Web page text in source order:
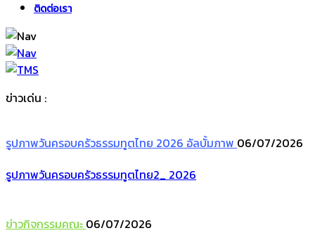
ติดต่อเรา
ข่าวเด่น :
รูปภาพวันครอบครัวธรรมทูตไทย 2026 อัลบั้มภาพ 06/07/2026
รูปภาพวันครอบครัวธรรมทูตไทย2_ 2026
ข่าวกิจกรรมคณะ 06/07/2026